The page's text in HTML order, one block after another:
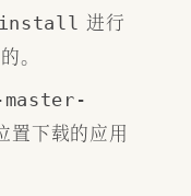
进行
。
置下载的应用